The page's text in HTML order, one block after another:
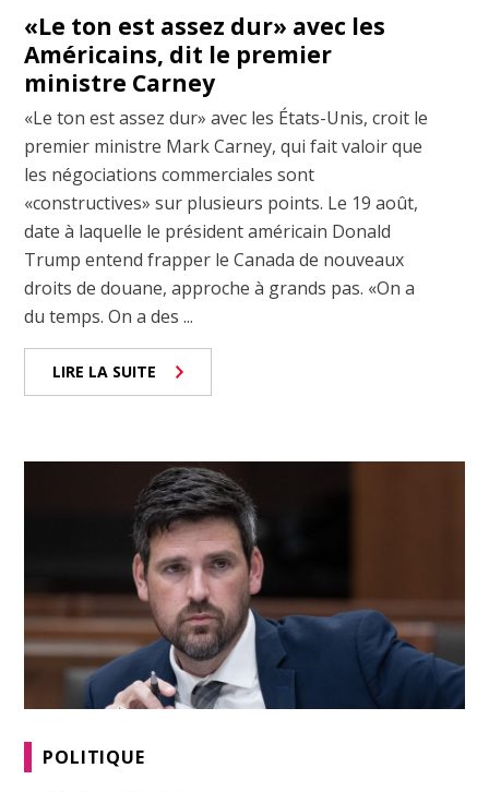
«Le ton est assez dur» avec les
Américains, dit le premier
ministre Carney
«Le ton est assez dur» avec les États-Unis, croit le
premier ministre Mark Carney, qui fait valoir que
les négociations commerciales sont
«constructives» sur plusieurs points. Le 19 août,
date à laquelle le président américain Donald
Trump entend frapper le Canada de nouveaux
droits de douane, approche à grands pas. «On a
du temps. On a des ...
LIRE LA SUITE
POLITIQUE